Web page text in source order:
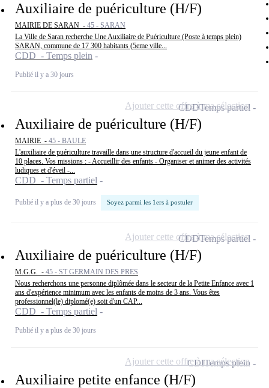
Auxiliaire de puériculture (H/F)
MAIRIE DE SARAN - 45 - SARAN
La Ville de Saran recherche Une Auxiliaire de Puériculture (Poste à temps plein)
SARAN, commune de 17 300 habitants (5eme ville...
CDD - Temps plein
Publié il y a 30 jours
Auxiliaire de puériculture (H/F)
MAIRIE - 45 - BAULE
L'auxiliaire de puériculture travaille dans une structure d'accueil du jeune enfant de
10 places. Vos missions : - Accueillir des enfants - Organiser et animer des activités
ludiques et d'éveil -...
CDD - Temps partiel
Publié il y a plus de 30 jours Soyez parmi les 1ers à postuler
CDDTemps partiel
Ajouter cette offre à ma sélection
Auxiliaire de puériculture (H/F)
M.G.G. - 45 - ST GERMAIN DES PRES
Nous recherchons une personne diplômée dans le secteur de la Petite Enfance avec 1
ans d'expérience minimum avec les enfants de moins de 3 ans. Vous êtes
professionnel(le) diplomé(e) soit d'un CAP...
CDD - Temps partiel
Publié il y a plus de 30 jours
CDDTemps partiel
Ajouter cette offre à ma sélection
Auxiliaire petite enfance (H/F)
CDITemps plein
Ajouter cette offre à ma sélection